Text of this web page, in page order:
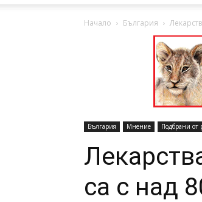
Начало България
България Мнение Подбрани от
са с над